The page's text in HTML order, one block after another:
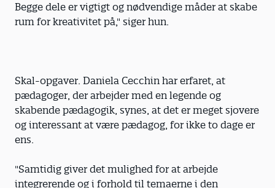
Begge dele er vigtigt og nødvendige måder at skabe
rum for kreativitet på," siger hun.
Skal-opgaver. Daniela Cecchin har erfaret, at
pædagoger, der arbejder med en legende og
skabende pædagogik, synes, at det er meget sjovere
og interessant at være pædagog, for ikke to dage er
ens.
"Samtidig giver det mulighed for at arbejde
integrerende og i forhold til temaerne i den